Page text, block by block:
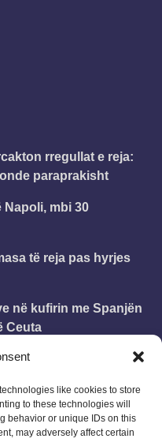
like cookies to store
to these technologies will
behavior or unique IDs on this
may adversely affect certain
rregullat e reja:
paraprakisht
Napoli, mbi 30
të reja pas hyrjes
në kufirin me Spanjën
Ceuta
te Genoa
e vitit shkollor